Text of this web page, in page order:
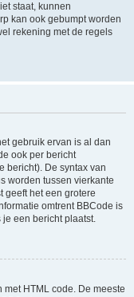
staat, kunnen
kan ook gebumpt worden
rekening met de regels
gebruik ervan is al dan
ook per bericht
bericht). De syntax van
worden tussen vierkante
geeft het een grotere
omtrent BBCode is
een bericht plaatst.
HTML code. De meeste